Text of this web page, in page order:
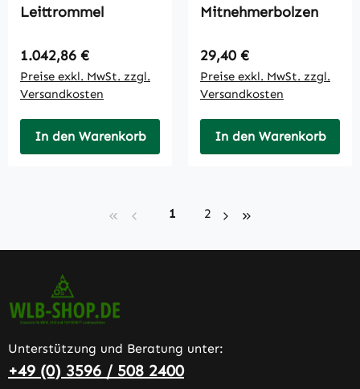
Leittrommel
Regulärer Preis:
1.042,86 €
Preise exkl. MwSt. zzgl.
Versandkosten
In den Warenkorb
Mitnehmerbolzen
Regulärer Preis:
29,40 €
Preise exkl. MwSt. zzgl.
Versandkosten
In den Warenkorb
Seite
1 Seite
2
Unterstützung und Beratung unter:
+49 (0) 3596 / 508 2400